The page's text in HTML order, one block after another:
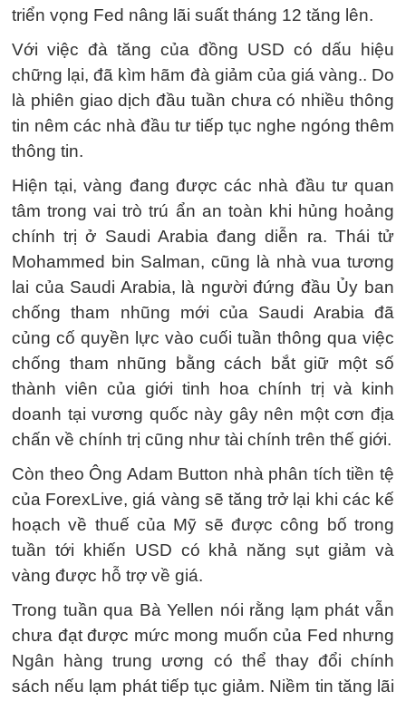
triển vọng Fed nâng lãi suất tháng 12 tăng lên.
Với việc đà tăng của đồng USD có dấu hiệu
chững lại, đã kìm hãm đà giảm của giá vàng.. Do
là phiên giao dịch đầu tuần chưa có nhiều thông
tin nêm các nhà đầu tư tiếp tục nghe ngóng thêm
thông tin.
Hiện tại, vàng đang được các nhà đầu tư quan
tâm trong vai trò trú ẩn an toàn khi hủng hoảng
chính trị ở Saudi Arabia đang diễn ra. Thái tử
Mohammed bin Salman, cũng là nhà vua tương
lai của Saudi Arabia, là người đứng đầu Ủy ban
chống tham nhũng mới của Saudi Arabia đã
củng cố quyền lực vào cuối tuần thông qua việc
chống tham nhũng bằng cách bắt giữ một số
thành viên của giới tinh hoa chính trị và kinh
doanh tại vương quốc này gây nên một cơn địa
chấn về chính trị cũng như tài chính trên thế giới.
Còn theo Ông Adam Button nhà phân tích tiền tệ
của ForexLive, giá vàng sẽ tăng trở lại khi các kế
hoạch về thuế của Mỹ sẽ được công bố trong
tuần tới khiến USD có khả năng sụt giảm và
vàng được hỗ trợ về giá.
Trong tuần qua Bà Yellen nói rằng lạm phát vẫn
chưa đạt được mức mong muốn của Fed nhưng
Ngân hàng trung ương có thể thay đổi chính
sách nếu lạm phát tiếp tục giảm. Niềm tin tăng lãi